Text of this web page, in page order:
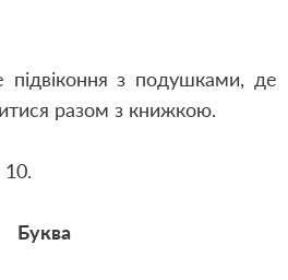
підвіконня з подушками, де
разом з книжкою.
10.
Буква